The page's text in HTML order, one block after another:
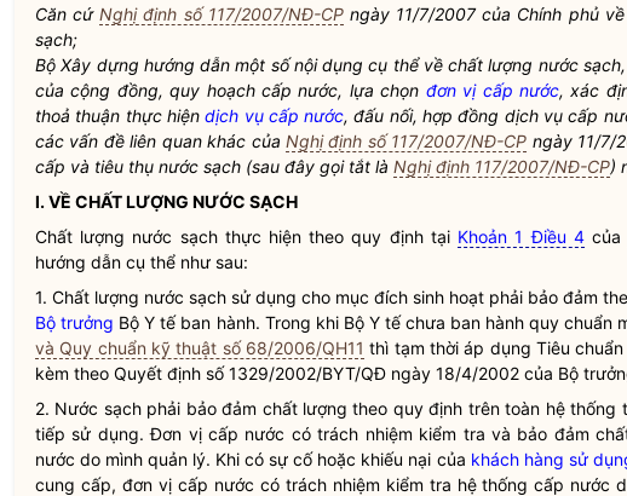
Căn cứNghị định số 117/2007/NĐ-CPngày 11/7/2007 của Chính phủ
sạch;
Bộ Xây dựng hướng dẫn một số nội dụng cụ thể về chất lượng nước sạch
của cộng đồng, quy hoạch cấp nước, lựa chọn đơn vị cấp nước, xác
thoả thuận thực hiệndịch vụ cấp nước, đấu nối, hợp đồng dịch vụ cấp
các vấn đề liên quan khác của Nghị định số 117/2007/NĐ-CP ngày 11/7/
cấp và tiêu thụ nước sạch (sau đây gọi tắt là Nghị định 117/2007/NĐ-CP)
I. VỀ CHẤT LƯỢNG NƯỚC SẠCH
Chất lượng nước sạchthực hiện theo quy định tại Khoản 1 Điều 4của
hướng dẫn cụ thể như sau:
1. Chất lượng nước sạch sử dụng cho mục đích sinh hoạt phải bảo đảm
Bộ trưởng Bộ Y tế ban hành. Trong khi Bộ Y tế chưa ban hành quy chuẩn
và Quy chuẩn kỹ thuật số 68/2006/QH11 thì tạm thời áp dụng Tiêu
kèm theo Quyết định số 1329/2002/BYT/QĐ ngày 18/4/2002 của Bộ
2. Nước sạchphải bảo đảm chất lượng theo quy định trên toàn hệ
tiếp sử dụng.Đơn vị cấp nước có trách nhiệm kiểm tra và bảo đảm
nước do mình quản lý. Khi có sự cố hoặc khiếu nại của khách hàng sử
cung cấp, đơn vị cấp nước có trách nhiệm kiểm tra hệ thống cấp nước